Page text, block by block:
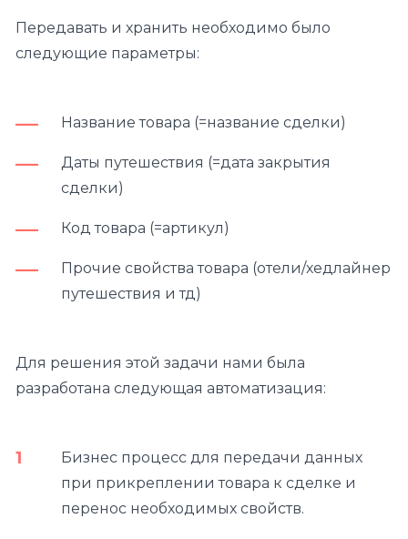
Передавать и хранить необходимо было
следующие параметры:
Название товара (=название сделки)
Даты путешествия (=дата закрытия
сделки)
Код товара (=артикул)
Прочие свойства товара (отели/хедлайнер
путешествия и тд)
Для решения этой задачи нами была
разработана следующая автоматизация:
Бизнес процесс для передачи данных
при прикреплении товара к сделке и
перенос необходимых свойств.